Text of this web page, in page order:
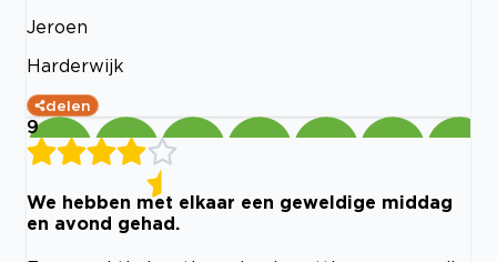
Jeroen
Harderwijk
delen
9
We hebben met elkaar een geweldige middag
en avond gehad.